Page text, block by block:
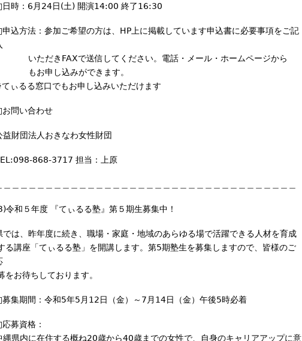
時：6月24日(土) 開演14:00 終了16:30
込方法：参加ご希望の方は、HP上に掲載しています申込書に必要事項をご記
ただきFAXで送信してください。電話・メール・ホームページから
お申し込みができます。
ぃるる窓口でもお申し込みいただけます
問い合わせ
益財団法人おきなわ女性財団
868-3717 担当：上原
令和５年度 『てぃるる塾』第５期生募集中！
では、昨年度に続き、職場・家庭・地域のあらゆる場で活躍できる人材を育成
る講座「てぃるる塾」を開講します。第5期塾生を募集しますので、皆様のご
をお待ちしております。
集期間：令和5年5月12日（金）～7月14日（金）午後5時必着
募資格：
縄県内に在住する概ね20歳から40歳までの女性で、自身のキャリアアップに意